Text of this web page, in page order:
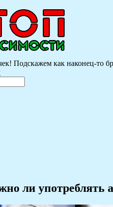
Подскажем как наконец-то
ли употреблять